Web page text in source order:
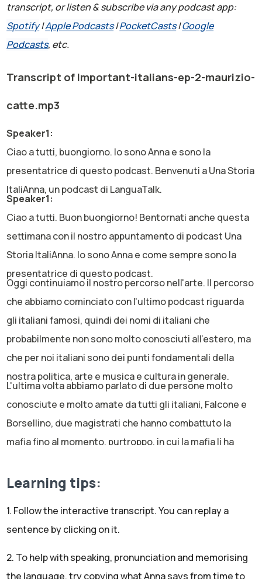
transcript, or listen & subscribe via any podcast app:
Spotify|Apple Podcasts|PocketCasts|Google
Podcasts, etc.
Transcript of Important-italians-ep-2-maurizio-
catte.mp3
Speaker1:
Ciao a tutti, buongiorno. Io sono Anna e sono la
presentatrice di questo podcast. Benvenuti a Una Storia
ItaliAnna, un podcast di LanguaTalk.
Speaker1:
Ciao a tutti. Buon buongiorno! Bentornati anche questa
settimana con il nostro appuntamento di podcast Una
Storia ItaliAnna. Io sono Anna e come sempre sono la
presentatrice di questo podcast.
Oggi continuiamo il nostro percorso nell'arte. Il percorso
che abbiamo cominciato con l'ultimo podcast riguarda
gli italiani famosi, quindi dei nomi di italiani che
probabilmente non sono molto conosciuti all'estero, ma
che per noi italiani sono dei punti fondamentali della
nostra politica, arte e musica e cultura in generale.
L'ultima volta abbiamo parlato di due persone molto
conosciute e molto amate da tutti gli italiani, Falcone e
Borsellino, due magistrati che hanno combattuto la
mafia fino al momento, purtroppo, in cui la mafia li ha
argomento.
Parliamo di arte ma soprattutto di un artista molto
popolare in Italia per la sua arte contemporanea e
totalmente irriverente. Maurizio Cattelan è, diciamo
Significa che è un personaggio odiato e amato dagli
Learning tips:
1. Follow the interactive transcript. You can replay a
sentence by clicking on it.
2. To help with speaking, pronunciation and memorising
the language, try copying what Anna says from time to